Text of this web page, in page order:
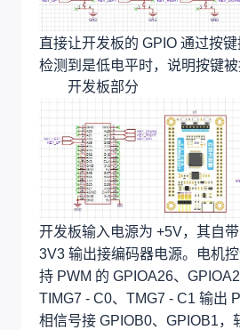
直接让开发板的 GPIO 通过按
检测到是低电平时，说明按键被
开发板部分
开发板输入电源为 +5V，其自带
3V3 输出接编码器电源。电机
持 PWM 的 GPIOA26、
TIMG7 - C0、TMG7 - C1 输出
相信号接 GPIOB0、GPIOB1，